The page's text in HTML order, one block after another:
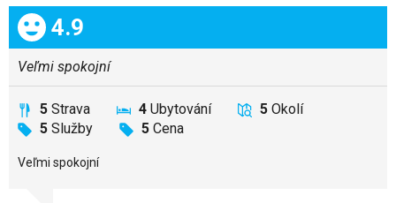
Celkem:
4.9
Veľmi spokojní
5 Strava 4 Ubytování 5 Okolí
5 Služby 5 Cena
Veľmi spokojní